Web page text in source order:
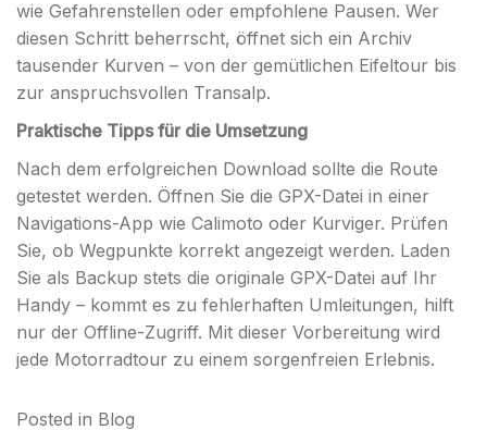
wie Gefahrenstellen oder empfohlene Pausen. Wer
diesen Schritt beherrscht, öffnet sich ein Archiv
tausender Kurven – von der gemütlichen Eifeltour bis
zur anspruchsvollen Transalp.
Praktische Tipps für die Umsetzung
Nach dem erfolgreichen Download sollte die Route
getestet werden. Öffnen Sie die GPX-Datei in einer
Navigations-App wie Calimoto oder Kurviger. Prüfen
Sie, ob Wegpunkte korrekt angezeigt werden. Laden
Sie als Backup stets die originale GPX-Datei auf Ihr
Handy – kommt es zu fehlerhaften Umleitungen, hilft
nur der Offline-Zugriff. Mit dieser Vorbereitung wird
jede Motorradtour zu einem sorgenfreien Erlebnis.
Posted in Blog